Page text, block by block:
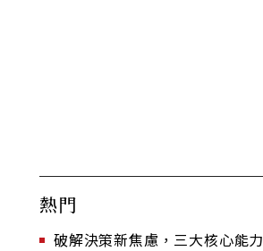
熱門
破解決策新焦慮，三大核心能力